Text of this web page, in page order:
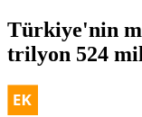
Türkiye'nin
trilyon 524